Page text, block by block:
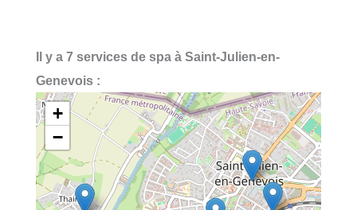
Il y a 7 services de spa à Saint-Julien-en-
Genevois :
+
−